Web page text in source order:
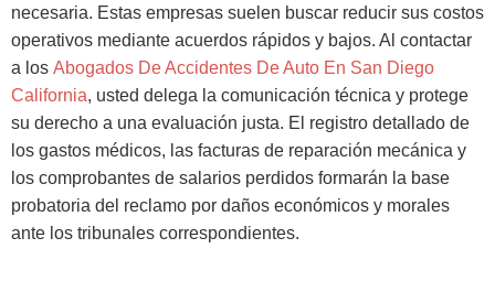
necesaria. Estas empresas suelen buscar reducir sus costos
operativos mediante acuerdos rápidos y bajos. Al contactar
a los Abogados De Accidentes De Auto En San Diego
California, usted delega la comunicación técnica y protege
su derecho a una evaluación justa. El registro detallado de
los gastos médicos, las facturas de reparación mecánica y
los comprobantes de salarios perdidos formarán la base
probatoria del reclamo por daños económicos y morales
ante los tribunales correspondientes.